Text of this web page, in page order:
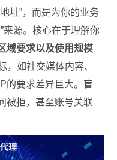
址”，而是为你的业务
来源。核心在于理解你
域要求以及使用规模
，如社交媒体内容、
的要求差异巨大。盲
被拒，甚至账号关联